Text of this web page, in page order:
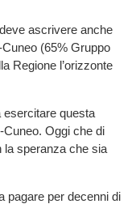
ascrivere anche
(65% Gruppo
Regione l’orizzonte
esercitare questa
Oggi che di
la speranza che sia
pagare per decenni di